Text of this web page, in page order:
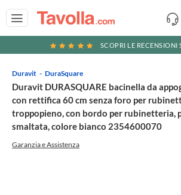
SCOPRI LE RECENSIONI
Duravit DuraSquare
Duravit DURASQUARE bacinella da
con rettifica 60 cm senza foro per
troppopieno, con bordo per rubinetteria,
smaltata, colore bianco 2354600070
Garanzia e Assistenza